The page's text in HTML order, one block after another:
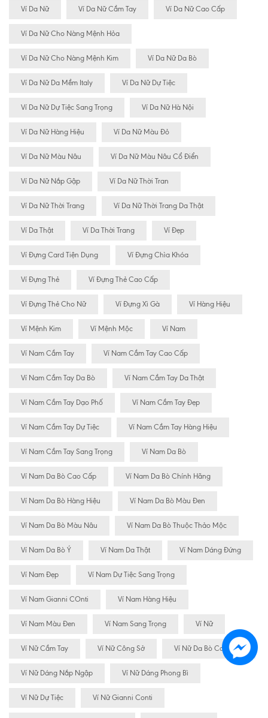
Ví Da Nữ Ví Da Nữ Cầm Tay Ví Da Nữ Cao Cấp
Ví Da Nữ Cho Nàng Mệnh Hỏa
Ví Da Nữ Cho Nàng Mệnh Kim Ví Da Nữ Da Bò
Ví Da Nữ Da Mềm Italy Ví Da Nữ Dự Tiệc
Ví Da Nữ Dự Tiệc Sang Trọng Ví Da Nữ Hà Nội
Ví Da Nữ Hàng Hiệu Ví Da Nữ Màu Đỏ
Ví Da Nữ Màu Nâu Ví Da Nữ Màu Nâu Cổ Điển
Ví Da Nữ Nắp Gập Ví Da Nữ Thời Tran
Ví Da Nữ Thời Trang Ví Da Nữ Thời Trang Da Thật
Ví Da Thật Ví Da Thời Trang Ví Đẹp
Ví Đựng Card Tiện Dụng Ví Đựng Chìa Khóa
Ví Đựng Thẻ Ví Đựng Thẻ Cao Cấp
Ví Đựng Thẻ Cho Nữ Ví Đựng Xì Gà Ví Hàng Hiệu
Ví Mệnh Kim Ví Mệnh Mộc Ví Nam
Ví Nam Cầm Tay Ví Nam Cầm Tay Cao Cấp
Ví Nam Cầm Tay Da Bò Ví Nam Cầm Tay Da Thật
Ví Nam Cầm Tay Dạo Phố Ví Nam Cầm Tay Đẹp
Ví Nam Cầm Tay Dự Tiệc Ví Nam Cầm Tay Hàng Hiệu
Ví Nam Cầm Tay Sang Trọng Ví Nam Da Bò
Ví Nam Da Bò Cao Cấp Ví Nam Da Bò Chính Hãng
Ví Nam Da Bò Hàng Hiệu Ví Nam Da Bò Màu Đen
Ví Nam Da Bò Màu Nâu Ví Nam Da Bò Thuộc Thảo Mộc
Ví Nam Da Bò Ý Ví Nam Da Thật Ví Nam Dáng Đứng
Ví Nam Đẹp Ví Nam Dự Tiệc Sang Trọng
Ví Nam Gianni COnti Ví Nam Hàng Hiệu
Ví Nam Màu Đen Ví Nam Sang Trọng Ví Nữ
Ví Nữ Cầm Tay Ví Nữ Công Sở Ví Nữ Da Bò Cao Cấp
Ví Nữ Dáng Nắp Ngập Ví Nữ Dáng Phong Bì
Ví Nữ Dự Tiệc Ví Nữ Gianni Conti